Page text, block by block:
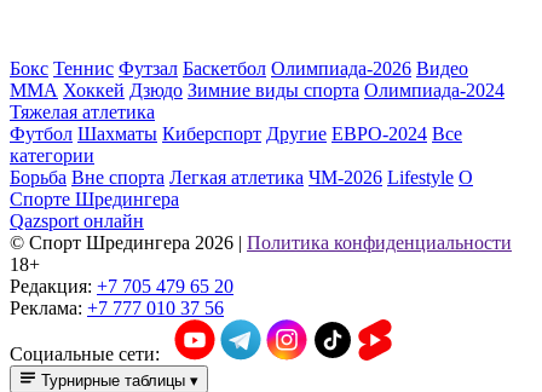
Бокс Теннис Футзал Баскетбол Олимпиада-2026 Видео
ММА Хоккей Дзюдо Зимние виды спорта Олимпиада-2024
Тяжелая атлетика
Футбол Шахматы Киберспорт Другие ЕВРО-2024 Все
категории
Борьба Вне спорта Легкая атлетика ЧМ-2026 Lifestyle О
Спорте Шредингера
Qazsport онлайн
© Cпорт Шредингера 2026 | Политика конфиденциальности
18+
Редакция: +7 705 479 65 20
Реклама: +7 777 010 37 56
Социальные сети:
Турнирные таблицы ▾